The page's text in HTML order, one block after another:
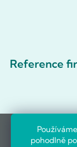
pohodlně
Reference